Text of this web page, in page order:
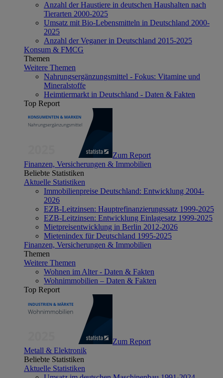
Anzahl der Haustiere in deutschen Haushalten nach
Tierarten 2000-2025
Umsatz mit Bio-Lebensmitteln in Deutschland 2000-
2025
Anzahl der Veganer in Deutschland 2015-2025
Konsum & FMCG
Themen
Weitere Themen
Nahrungsergänzungsmittel - Fokus: Vitamine und
Mineralstoffe
Heimtiermarkt in Deutschland - Daten & Fakten
Top Report
Zum Report
Finanzen, Versicherungen & Immobilien
Beliebte Statistiken
Aktuelle Statistiken
Immobilienpreise Deutschland: Entwicklung 2004-
2026
EZB-Leitzinsen: Hauptrefinanzierungssatz 1999-2025
EZB-Leitzinsen: Entwicklung Einlagesatz 1999-2025
Mietpreisentwicklung in Berlin 2012-2026
Mietenindex für Deutschland 1995-2025
Finanzen, Versicherungen & Immobilien
Themen
Weitere Themen
Wohnen im Alter - Daten & Fakten
Wohnimmobilien – Daten & Fakten
Top Report
Zum Report
Metall & Elektronik
Beliebte Statistiken
Aktuelle Statistiken